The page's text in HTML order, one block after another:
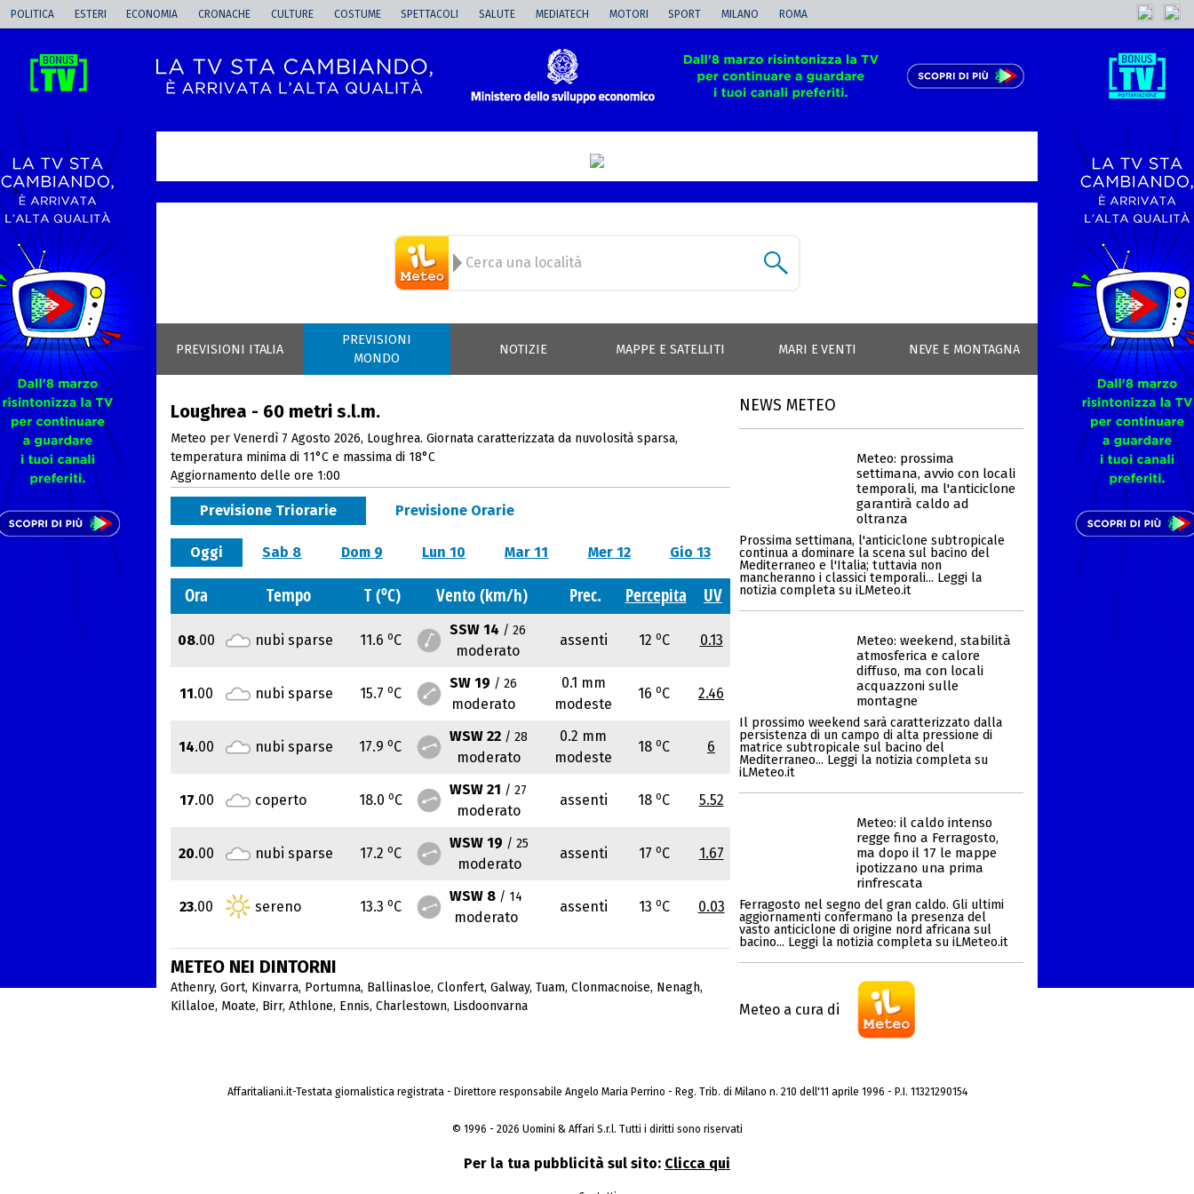
POLITICA ESTERI ECONOMIA CRONACHE CULTURE COSTUME SPETTACOLI SALUTE MEDIATECH MOTORI SPORT MILANO ROMA
-->
PREVISIONI ITALIA
PREVISIONI
MONDO
NOTIZIE MAPPE E SATELLITI MARI E VENTI NEVE E MONTAGNA
Loughrea - 60 metri s.l.m.
Meteo per Venerdì 7 Agosto 2026, Loughrea. Giornata caratterizzata da nuvolosità sparsa,
temperatura minima di 11°C e massima di 18°C
Aggiornamento delle ore 1:00
Previsione Triorarie Previsione Orarie
Oggi Sab 8 Dom 9 Lun 10 Mar 11 Mer 12 Gio 13
Ora Tempo T (oC) Vento (km/h) Prec. Percepita UV
08.00 nubi sparse 11.6 oC
SSW 14 / 26
moderato
assenti 12 oC 0.13
11.00 nubi sparse 15.7 oC
SW 19 / 26
moderato
0.1 mm
modeste
16 oC 2.46
14.00 nubi sparse 17.9 oC
WSW 22 / 28
moderato
0.2 mm
modeste
18 oC 6
17.00 coperto 18.0 oC
WSW 21 / 27
moderato
assenti 18 oC 5.52
20.00 nubi sparse 17.2 oC
WSW 19 / 25
moderato
assenti 17 oC 1.67
23.00 sereno 13.3 oC
WSW 8 / 14
moderato
assenti 13 oC 0.03
METEO NEI DINTORNI
Athenry, Gort, Kinvarra, Portumna, Ballinasloe, Clonfert, Galway, Tuam, Clonmacnoise, Nenagh,
Killaloe, Moate, Birr, Athlone, Ennis, Charlestown, Lisdoonvarna
NEWS METEO
Meteo: prossima
settimana, avvio con locali
temporali, ma l'anticiclone
garantirà caldo ad
oltranza
Prossima settimana, l'anticiclone subtropicale
continua a dominare la scena sul bacino del
Mediterraneo e l'Italia; tuttavia non
mancheranno i classici temporali... Leggi la
notizia completa su iLMeteo.it
Meteo: weekend, stabilità
atmosferica e calore
diffuso, ma con locali
acquazzoni sulle
montagne
Il prossimo weekend sarà caratterizzato dalla
persistenza di un campo di alta pressione di
matrice subtropicale sul bacino del
Mediterraneo... Leggi la notizia completa su
iLMeteo.it
Meteo: il caldo intenso
regge fino a Ferragosto,
ma dopo il 17 le mappe
ipotizzano una prima
rinfrescata
Ferragosto nel segno del gran caldo. Gli ultimi
aggiornamenti confermano la presenza del
vasto anticiclone di origine nord africana sul
bacino... Leggi la notizia completa su iLMeteo.it
Meteo a cura di
Affaritaliani.it-Testata giornalistica registrata - Direttore responsabile Angelo Maria Perrino - Reg. Trib. di Milano n. 210 dell'11 aprile 1996 - P.I. 11321290154
© 1996 - 2026 Uomini & Affari S.r.l. Tutti i diritti sono riservati
Per la tua pubblicità sul sito: Clicca qui